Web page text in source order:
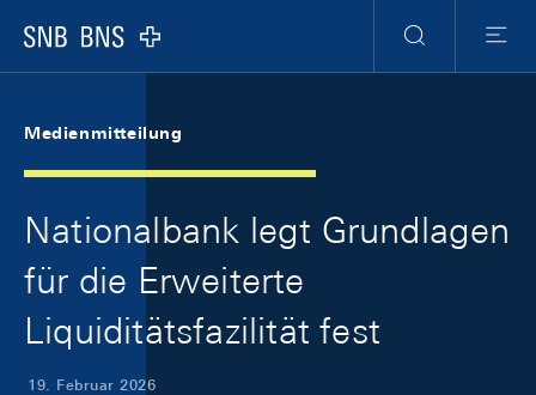
Logo
Suche
Menu
Medienmitteilung
Nationalbank legt Grundlagen
für die Erweiterte
Liquiditätsfazilität fest
19. Februar 2026